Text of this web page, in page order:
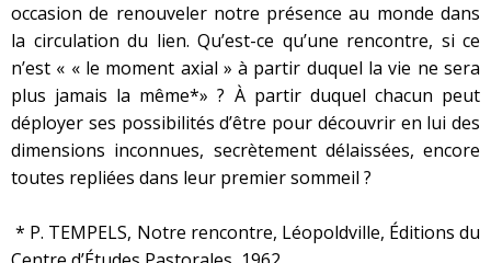
occasion de renouveler notre présence au monde dans
la circulation du lien. Qu’est-ce qu’une rencontre, si ce
n’est « « le moment axial » à partir duquel la vie ne sera
plus jamais la même*» ? À partir duquel chacun peut
déployer ses possibilités d’être pour découvrir en lui des
dimensions inconnues, secrètement délaissées, encore
toutes repliées dans leur premier sommeil ?
* P. TEMPELS, Notre rencontre, Léopoldville, Éditions du